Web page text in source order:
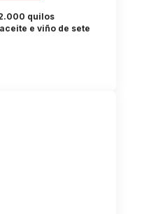
quilos
e viño de sete